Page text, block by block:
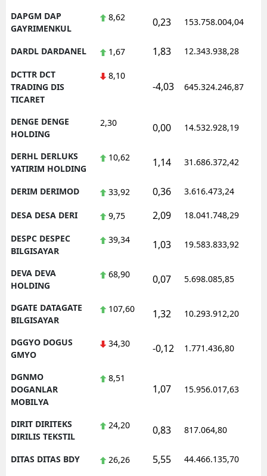
DAPGM DAP
GAYRIMENKUL
8,62 0,23 153.758.004,04
DARDL DARDANEL 1,67 1,83 12.343.938,28
DCTTR DCT
TRADING DIS
TICARET
8,10
-4,03 645.324.246,87
DENGE DENGE
HOLDING
2,30 0,00 14.532.928,19
DERHL DERLUKS
YATIRIM HOLDING
10,62 1,14 31.686.372,42
DERIM DERIMOD 33,92 0,36 3.616.473,24
DESA DESA DERI 9,75 2,09 18.041.748,29
DESPC DESPEC
BILGISAYAR
39,34 1,03 19.583.833,92
DEVA DEVA
HOLDING
68,90 0,07 5.698.085,85
DGATE DATAGATE
BILGISAYAR
107,60 1,32 10.293.912,20
DGGYO DOGUS
GMYO
34,30 -0,12 1.771.436,80
DGNMO
DOGANLAR
MOBILYA
8,51
1,07 15.956.017,63
DIRIT DIRITEKS
DIRILIS TEKSTIL
24,20 0,83 817.064,80
DITAS DITAS BDY 26,26 5,55 44.466.135,70